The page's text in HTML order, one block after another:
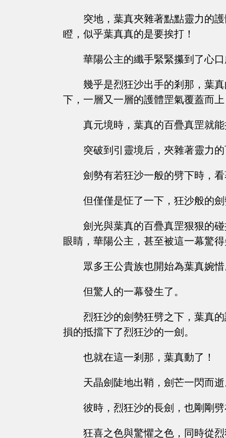
突地，葉真夾雜著點點靈力的
瞪，似乎葉真真的是要挨打！
華陽公主的纖手緊緊攥到了心
幾乎是烈狂沙出手的剎那，葉
下，一層又一層的護體罡氣覆蓋而
真元境時，葉真的百疊真罡就
突破到引靈境后，夾雜著靈力
劍勢有若狂沙一般的劈下時，
但僅僅是怔了一下，狂沙般的
劍光與葉真的百疊真罡狠狠的
眼睛，華陽公主，甚至被這一幕驚
眾多王公貴族也開始為葉真婉
但驚人的一幕發生了。
烈狂沙的劍勢狂劈之下，葉真
損的抵擋下了烈狂沙的一劍。
也就在這一剎那，葉真動了！
天晶劍陡地出鞘，劍芒一閃而
彼時，烈狂沙的長劍，也剛剛
狂喜之色與驚懼之色，同時從